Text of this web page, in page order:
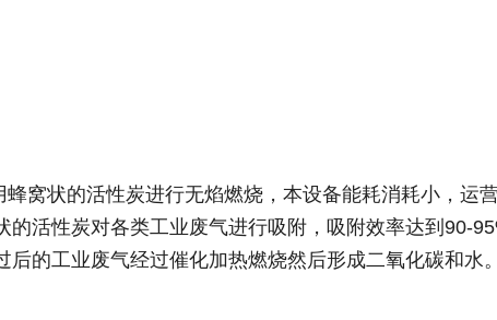
蜂窝状的活性炭进行无焰燃烧，本设备能耗消耗小，运
的活性炭对各类工业废气进行吸附，吸附效率达到90-
后的工业废气经过催化加热燃烧然后形成二氧化碳和水。